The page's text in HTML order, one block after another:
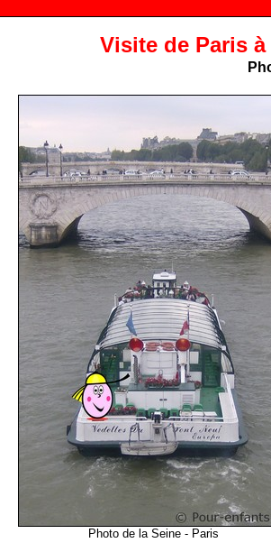
Visite de Paris
Photo de la Seine - Paris